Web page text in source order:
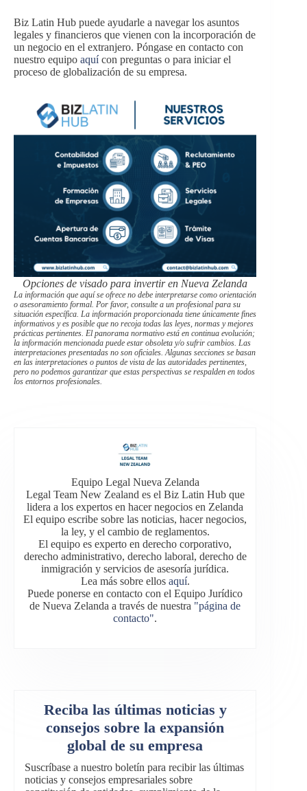
Biz Latin Hub puede ayudarle a navegar los asuntos
legales y financieros que vienen con la incorporación de
un negocio en el extranjero. Póngase en contacto con
nuestro equipo aquícon preguntas o para iniciar el
proceso de globalización de su empresa.
Opciones de visado para invertir en Nueva Zelanda
La información que aquí se ofrece no debe interpretarse como orientación
o asesoramiento formal. Por favor, consulte a un profesional para su
situación específica. La información proporcionada tiene únicamente fines
informativos y es posible que no recoja todas las leyes, normas y mejores
prácticas pertinentes. El panorama normativo está en continua evolución;
la información mencionada puede estar obsoleta y/o sufrir cambios. Las
interpretaciones presentadas no son oficiales. Algunas secciones se basan
en las interpretaciones o puntos de vista de las autoridades pertinentes,
pero no podemos garantizar que estas perspectivas se respalden en todos
los entornos profesionales.
Equipo Legal Nueva Zelanda
Legal Team New Zealand es el Biz Latin Hub que
lidera a los expertos en hacer negocios en Zelanda
El equipo escribe sobre las noticias, hacer negocios,
la ley, y el cambio de reglamentos.
El equipo es experto en derecho corporativo,
derecho administrativo, derecho laboral, derecho de
inmigración y servicios de asesoría jurídica.
Lea más sobre ellos aquí.
Puede ponerse en contacto con el Equipo Jurídico
de Nueva Zelanda a través de nuestra "página de
contacto".
Reciba las últimas noticias y
consejos sobre la expansión
global de su empresa
Suscríbase a nuestro boletín para recibir las últimas
noticias y consejos empresariales sobre